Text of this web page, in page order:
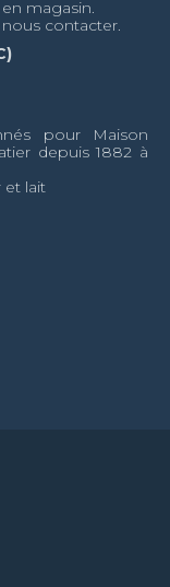
magasin.
contacter.
pour Maison
depuis 1882 à
et lait